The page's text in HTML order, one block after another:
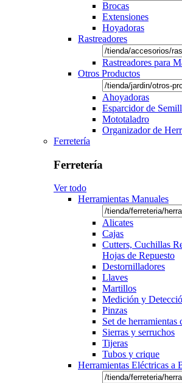
Brocas
Extensiones
Hoyadoras
Rastreadores
Rastreadores para
Otros Productos
Ahoyadoras
Esparcidor de
Mototaladro
Organizador de
Ferretería
Ferretería
Ver todo
Herramientas Manuales
Alicates
Cajas
Cutters, Cuchillas
Hojas de Repuesto
Destornilladores
Llaves
Martillos
Medición y
Pinzas
Set de herramientas
Sierras y serruchos
Tijeras
Tubos y crique
Herramientas Eléctricas a